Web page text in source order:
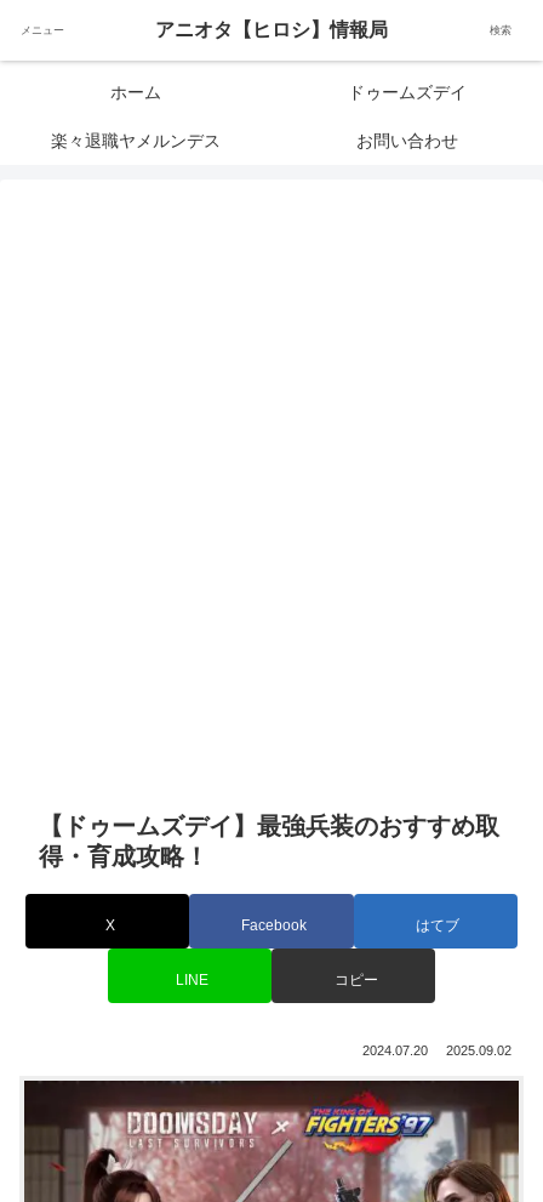
アニメオタクで元サラリーマンの独自な目線から、おすすめなどの紹介や気に
ホーム ドゥームズデイ
楽々退職ヤメルンデス お問い合わせ
【ドゥームズデイ】最強兵装のおすすめ取
得・育成攻略！
X Facebook はてブ
LINE コピー
2024.07.20 2025.09.02
メニュー アニオタ【ヒロシ】情報局 検索